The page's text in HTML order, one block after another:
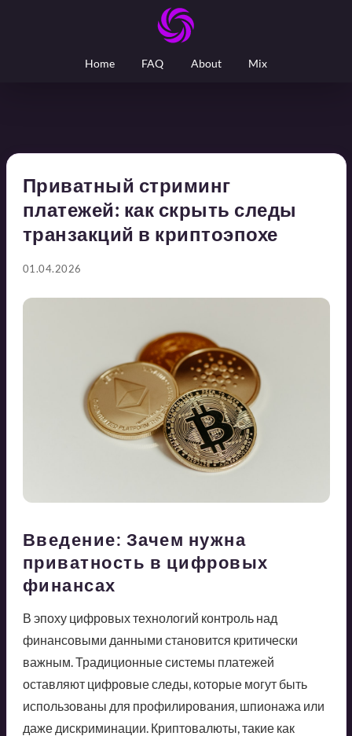
Home FAQ About Mix
Приватный стриминг
платежей: как скрыть следы
транзакций в криптоэпохе
01.04.2026
Введение: Зачем нужна
приватность в цифровых
финансах
В эпоху цифровых технологий контроль над
финансовыми данными становится критически
важным. Традиционные системы платежей
оставляют цифровые следы, которые могут быть
использованы для профилирования, шпионажа или
даже дискриминации. Криптовалюты, такие как